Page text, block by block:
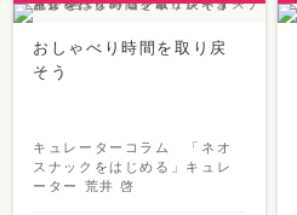
おしゃべり時間を取り戻
そう
キュレーターコラム 「ネオ
スナックをはじめる」キュレ
ーター 荒井 啓